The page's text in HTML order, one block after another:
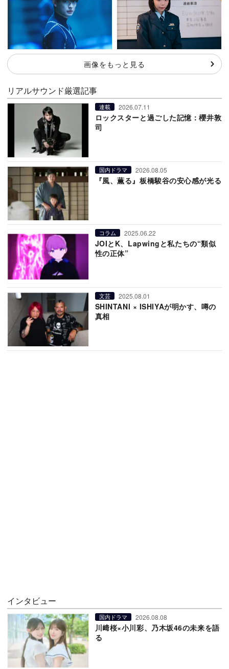
画像をもっと見る
リアルサウンド厳選記事
連載 2026.07.11
ロックスターと過ごした記憶：櫻井敦
司
国内ドラマ 2026.08.05
『風、薫る』板橋駿谷の安心感が光る
コラム 2025.06.22
JOIとK、Lapwingと私たちの“類似
性の正体”
文芸 2025.08.01
SHINTANI × ISHIYAが明かす、噂の
真相
インタビュー
国内ドラマ 2026.08.08
川﨑桜×小川彩、乃木坂46の未来を語
る